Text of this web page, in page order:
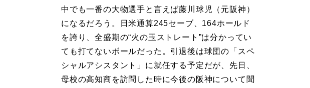
中でも一番の大物選手と言えば藤川球児（元阪神）
になるだろう。日米通算245セーブ、164ホールド
を誇り、全盛期の“火の玉ストレート”は分かってい
ても打てないボールだった。引退後は球団の「スペ
シャルアシスタント」に就任する予定だが、先日、
母校の高知商を訪問した時に今後の阪神について聞